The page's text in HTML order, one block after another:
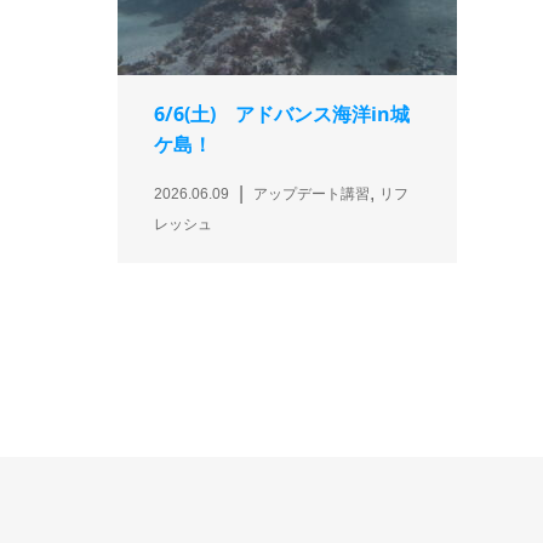
6/6(土) アドバンス海洋in城
ケ島！
2026.06.09 アップデート講習, リフ
レッシュ